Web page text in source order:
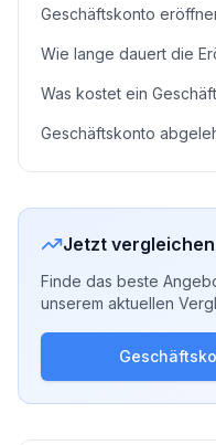
Geschäftskonto
Wie lange dauert die
Was kostet ein
Geschäftskonto
Jetzt vergleichen
Finde das beste
unserem aktuellen